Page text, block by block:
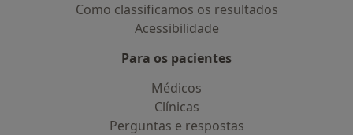
Como classificamos os resultados
Acessibilidade
Para os pacientes
Médicos
Clínicas
Perguntas e respostas